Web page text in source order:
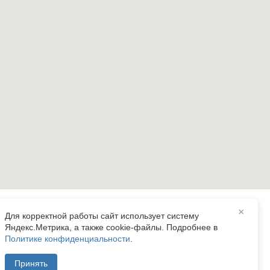
×
Для корректной работы сайт использует систему
Яндекс.Метрика, а также cookie-файлы. Подробнее в
Политике конфиденциальности
Принять